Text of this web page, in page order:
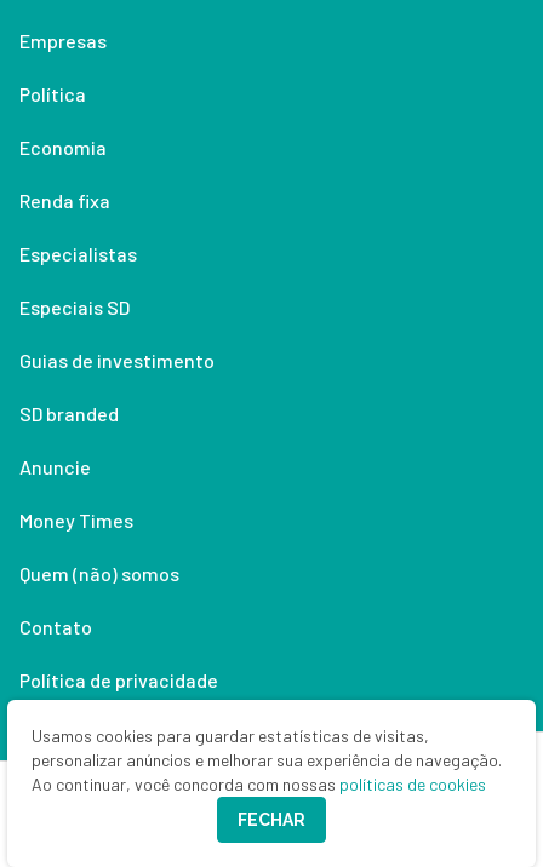
Empresas
Política
Economia
Renda fixa
Especialistas
Especiais SD
Guias de investimento
SD branded
Anuncie
Money Times
Quem (não) somos
Contato
Política de privacidade
Lifestyle
Copyright © 2026 Seu Dinheiro. Todos os direitos reservados.
CNPJ: 33.523.405/0001-63
Usamos cookies para guardar estatísticas de visitas,
personalizar anúncios e melhorar sua experiência de navegação.
Ao continuar, você concorda com nossas políticas de cookies
FECHAR